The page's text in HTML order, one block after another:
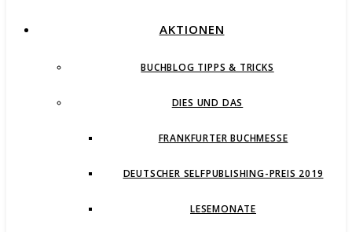
AKTIONEN
BUCHBLOG TIPPS & TRICKS
DIES UND DAS
FRANKFURTER BUCHMESSE
DEUTSCHER SELFPUBLISHING-PREIS 2019
LESEMONATE